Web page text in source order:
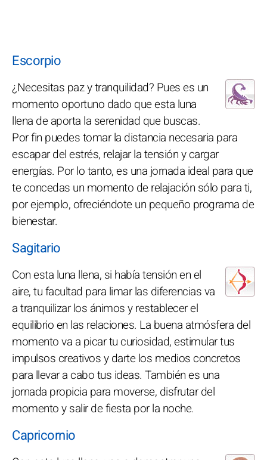
Escorpio
¿Necesitas paz y tranquilidad? Pues es un
momento oportuno dado que esta luna
llena de aporta la serenidad que buscas.
Por fin puedes tomar la distancia necesaria para
escapar del estrés, relajar la tensión y cargar
energías. Por lo tanto, es una jornada ideal para que
te concedas un momento de relajación sólo para ti,
por ejemplo, ofreciéndote un pequeño programa de
bienestar.
Sagitario
Con esta luna llena, si había tensión en el
aire, tu facultad para limar las diferencias va
a tranquilizar los ánimos y restablecer el
equilibrio en las relaciones. La buena atmósfera del
momento va a picar tu curiosidad, estimular tus
impulsos creativos y darte los medios concretos
para llevar a cabo tus ideas. También es una
jornada propicia para moverse, disfrutar del
momento y salir de fiesta por la noche.
Capricornio